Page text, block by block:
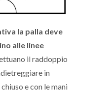
la palla deve
alle linee
il raddoppio
in
e con le mani